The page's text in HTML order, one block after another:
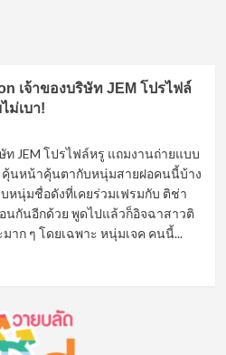
เจ้าของบริษัท JEM โปรไฟล์
ม่เบา!
ท JEM โปรไฟล์หรู แถมงานถ่ายแบบ
นหน้าคุ้นตากับหนุ่มสายฝอคนนี้บ้าง
หนุ่มชื่อดังที่เคยร่วมเฟรมกับ ติช่า
นกันอีกด้วย พูดไปแล้วก็อิจฉาสาวติ
าก ๆ โดยเฉพาะ หนุ่มเจค คนนี้...